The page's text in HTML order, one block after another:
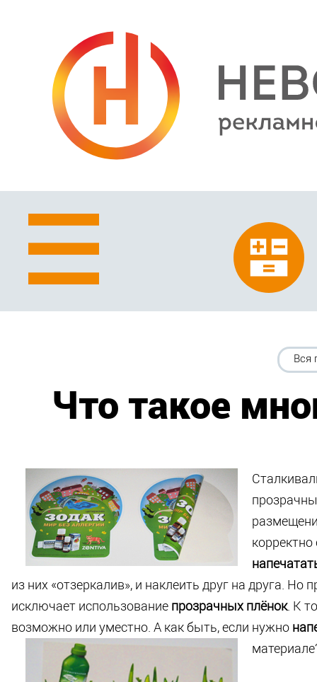
Вся
Что такое
из них «отзеркалив», и наклеить друг на друга. Но
исключает использование прозрачных плёнок. К
возможно или уместно. А как быть, если нужно